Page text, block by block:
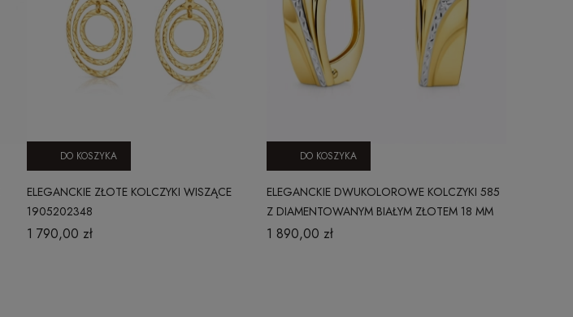
ELEGANCKIE ZŁOTE KOLCZYKI WISZĄCE
1905202348
1 790,00 zł
DO KOSZYKA
ELEGANCKIE DWUKOLOROWE KOLCZYKI 585
Z DIAMENTOWANYM BIAŁYM ZŁOTEM 18 MM
BASIC
1 890,00 zł
DO KOSZYKA